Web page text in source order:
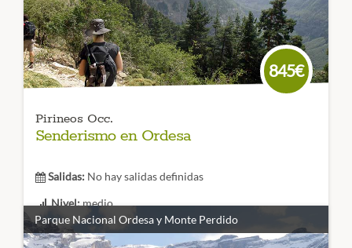
845€
Pirineos Occ.
Senderismo en Ordesa
Salidas: No hay salidas definidas
Nivel:medio
Duración:
Parque Nacional Ordesa y Monte Perdido